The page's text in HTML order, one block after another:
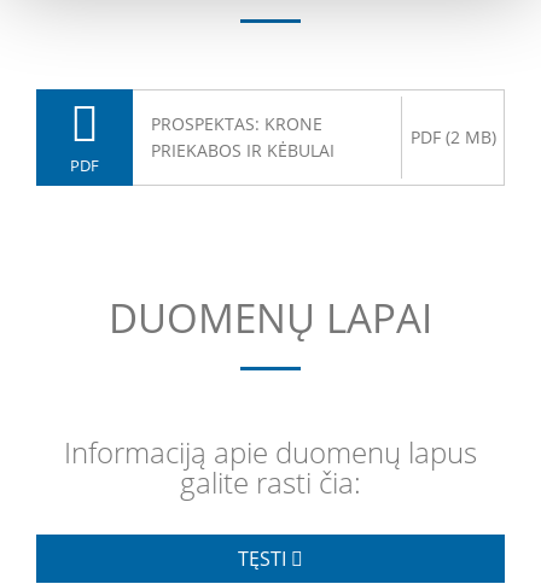
PDF
PROSPEKTAS: KRONE
PRIEKABOS IR KĖBULAI
PDF (2 MB)
DUOMENŲ LAPAI
Informaciją apie duomenų lapus
galite rasti čia:
TĘSTI